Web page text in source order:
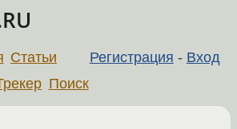
Регистрация - Вход
Статьи
Поиск